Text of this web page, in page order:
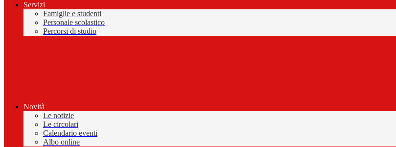
Servizi
Famiglie e studenti
Personale scolastico
Percorsi di studio
Novità
Le notizie
Le circolari
Calendario eventi
Albo online